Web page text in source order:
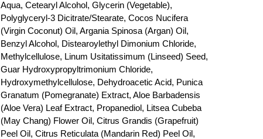
Aqua, Cetearyl Alcohol, Glycerin (Vegetable),
Polyglyceryl-3 Dicitrate/Stearate, Cocos Nucifera
(Virgin Coconut) Oil, Argania Spinosa (Argan) Oil,
Benzyl Alcohol, Distearoylethyl Dimonium Chloride,
Methylcellulose, Linum Usitatissimum (Linseed) Seed,
Guar Hydroxypropyltrimonium Chloride,
Hydroxymethylcellulose, Dehydroacetic Acid, Punica
Granatum (Pomegranate) Extract, Aloe Barbadensis
(Aloe Vera) Leaf Extract, Propanediol, Litsea Cubeba
(May Chang) Flower Oil, Citrus Grandis (Grapefruit)
Peel Oil, Citrus Reticulata (Mandarin Red) Peel Oil,